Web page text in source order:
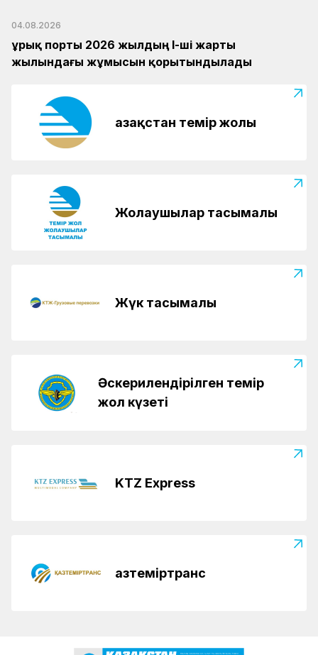
04.08.2026
Құрық порты 2026 жылдың І-ші жарты
жылындағы жұмысын қорытындылады
Қазақстан темір жолы
Жолаушылар тасымалы
Жүк тасымалы
Әскерилендірілген темір
жол күзеті
KTZ Express
Қазтеміртранс